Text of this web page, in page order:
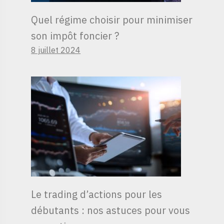
Quel régime choisir pour minimiser
son impôt foncier ?
8 juillet 2024
Le trading d’actions pour les
débutants : nos astuces pour vous